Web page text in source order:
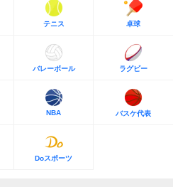
テニス 卓球
バレーボール ラグビー
NBA バスケ代表
Doスポーツ